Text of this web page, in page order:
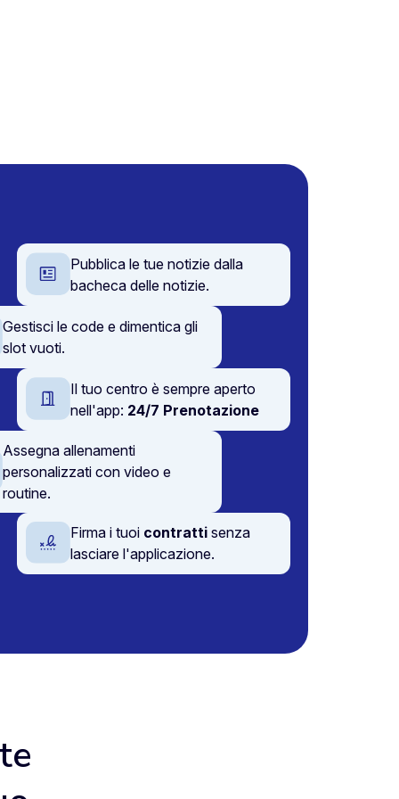
Pubblica le tue notizie dalla
bacheca delle notizie.
Gestisci le code e dimentica gli
slot vuoti.
Il tuo centro è sempre aperto
nell'app: 24/7 Prenotazione
Assegna allenamenti
personalizzati con video e
routine.
Firma i tuoi contratti senza
lasciare l'applicazione.